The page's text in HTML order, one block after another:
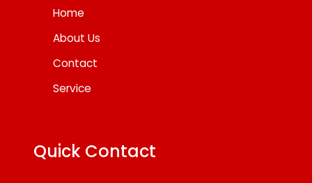
Home
About Us
Contact
Service
Quick Contact